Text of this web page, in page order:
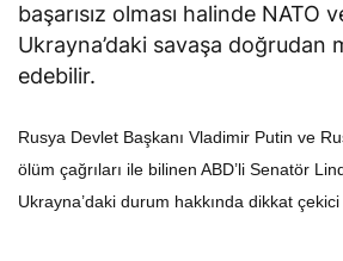
başarısız olması halinde NATO
Ukrayna’daki savaşa doğrudan
edebilir.
Rusya Devlet Başkanı Vladimir Putin ve
ölüm çağrıları ile bilinen ABD’li Senatör
Ukrayna’daki durum hakkında dikkat